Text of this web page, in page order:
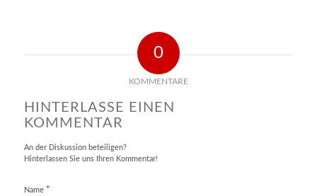
0
KOMMENTARE
HINTERLASSE EINEN
KOMMENTAR
An der Diskussion beteiligen?
Hinterlassen Sie uns Ihren Kommentar!
Name *